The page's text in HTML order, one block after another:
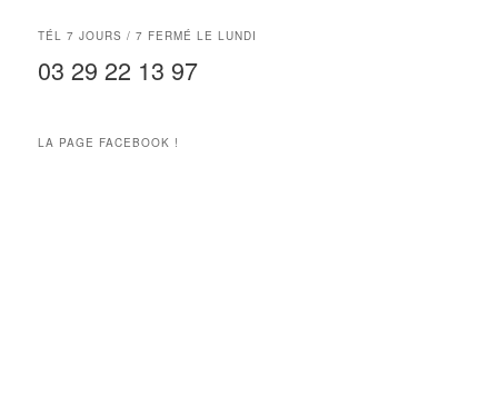
TÉL 7 JOURS / 7 FERMÉ LE LUNDI
03 29 22 13 97
LA PAGE FACEBOOK !